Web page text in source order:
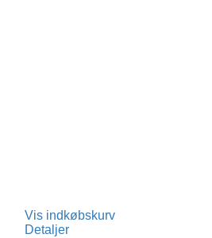
Vis indkøbskurv
Detaljer